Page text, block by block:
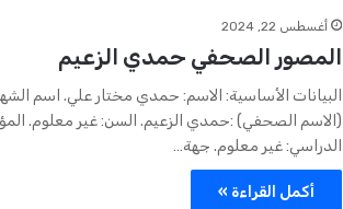
أغسطس 22, 2024
المصور الصحفي حمدي الزعيم
البيانات الأساسية: الاسم: حمدي مختار علي. اسم
(الاسم الصحفي) :حمدي الزعيم. السن: غير معلوم.
الدراسي: غير معلوم. جهة…
أكمل القراءة »